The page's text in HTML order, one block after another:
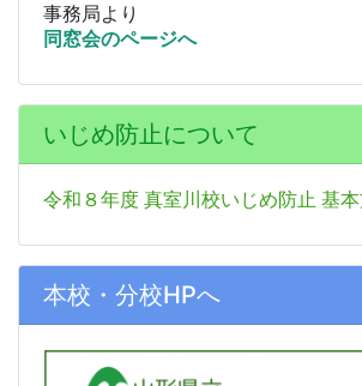
事務局より
同窓会のページへ
いじめ防止について
令和８年度 真室川校いじめ防止 基
本校・分校HPへ